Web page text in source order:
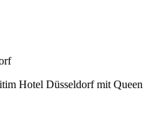
Hotel Düsseldorf mit Queen